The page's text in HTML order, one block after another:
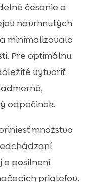
česanie a
navrhnutých
minimalizovalo
Pre optimálnu
vytvoriť
odpočinok.
množstvo
o posilnení
priateľov.